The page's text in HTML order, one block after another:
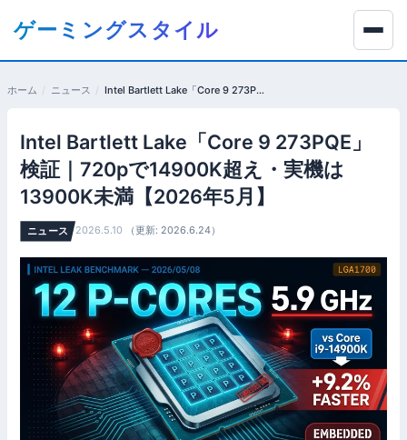
ツ
ゲーミングスタイル
ホーム ニュース Intel Bartlett Lake「Core 9 273PQE」検証｜720pで14900K超え・実機は13900K未満【2026年5月】
Intel Bartlett Lake「Core 9 273PQE」
検証｜720pで14900K超え・実機は
13900K未満【2026年5月】
ニュース 2026.5.10 （更新: 2026.6.24）